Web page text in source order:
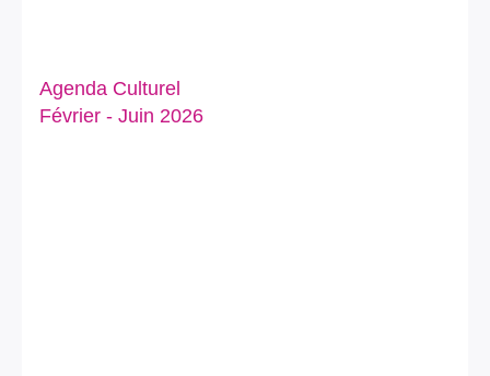
Agenda Culturel
Février - Juin 2026